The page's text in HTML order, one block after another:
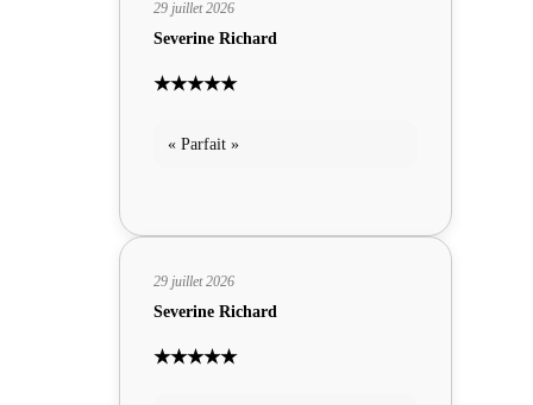
29 juillet 2026
Severine Richard
★★★★★
« Parfait »
29 juillet 2026
Severine Richard
★★★★★